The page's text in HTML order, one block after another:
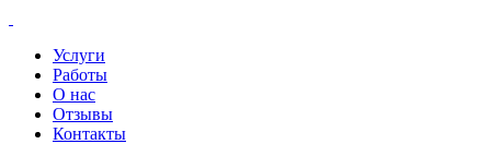
Услуги
Работы
О нас
Отзывы
Контакты